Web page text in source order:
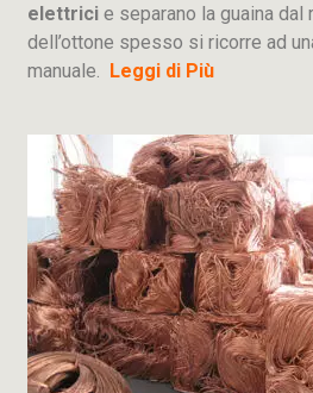
elettrici e separano la guaina dal
dell’ottone spesso si ricorre ad
manuale. Leggi di Più